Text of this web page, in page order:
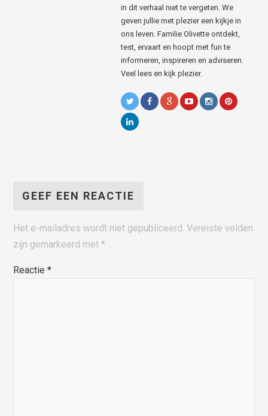
in dit verhaal niet te vergeten. We
geven jullie met plezier een kijkje in
ons leven. Familie Olivette ontdekt,
test, ervaart en hoopt met fun te
informeren, inspireren en adviseren.
Veel lees en kijk plezier.
GEEF EEN REACTIE
Het e-mailadres wordt niet gepubliceerd. Vereiste velden
zijn gemarkeerd met*
Reactie*